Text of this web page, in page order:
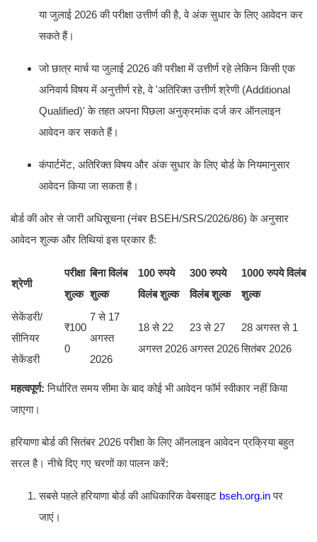
या जुलाई 2026 की परीक्षा उत्तीर्ण की है, वे अंक सुधार के लिए आवेदन कर
सकते हैं।
जो छात्र मार्च या जुलाई 2026 की परीक्षा में उत्तीर्ण रहे लेकिन किसी एक
अनिवार्य विषय में अनुत्तीर्ण रहे, वे 'अतिरिक्त उत्तीर्ण श्रेणी (Additional
Qualified)' के तहत अपना पिछला अनुक्रमांक दर्ज कर ऑनलाइन
आवेदन कर सकते हैं।
कंपार्टमेंट, अतिरिक्त विषय और अंक सुधार के लिए बोर्ड के नियमानुसार
आवेदन किया जा सकता है।
बोर्ड की ओर से जारी अधिसूचना (नंबर BSEH/SRS/2026/86) के अनुसार
आवेदन शुल्क और तिथियां इस प्रकार हैं:
श्रेणी
परीक्षा
शुल्क
बिना विलंब
शुल्क
100 रुपये
विलंब शुल्क
300 रुपये
विलंब शुल्क
1000 रुपये विलंब
शुल्क
सेकेंडरी/
सीनियर
सेकेंडरी
₹100
0
7 से 17
अगस्त
2026
18 से 22
अगस्त 2026
23 से 27
अगस्त 2026
28 अगस्त से 1
सितंबर 2026
महत्वपूर्ण: निर्धारित समय सीमा के बाद कोई भी आवेदन फॉर्म स्वीकार नहीं किया
जाएगा।
हरियाणा बोर्ड की सितंबर 2026 परीक्षा के लिए ऑनलाइन आवेदन प्रक्रिया बहुत
सरल है। नीचे दिए गए चरणों का पालन करें:
सबसे पहले हरियाणा बोर्ड की आधिकारिक वेबसाइट bseh.org.inपर
जाएं।